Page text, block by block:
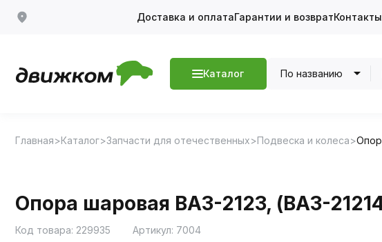
Доставка и оплатаГарантии и возвратКонтакты
Каталог По названию
Главная Каталог Запчасти для отечественных Подвеска и колеса
Опора шаровая ВАЗ-2123, (ВАЗ-
Код товара: 229935 Артикул: 7004